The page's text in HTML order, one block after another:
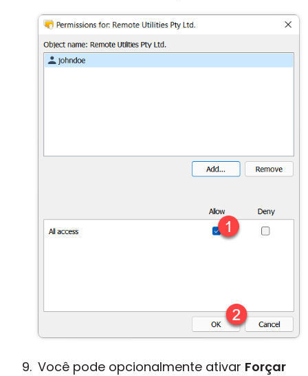
Você pode opcionalmente ativar Forçar